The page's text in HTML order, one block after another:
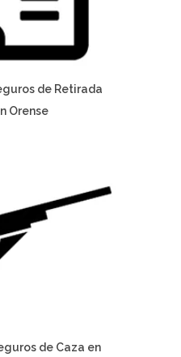
de Retirada
Orense
de Caza en